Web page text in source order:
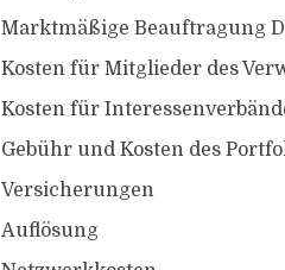
Marktmäßige Beauftragung
Kosten für Mitglieder des
Kosten für
Gebühr und Kosten des
Versicherungen
Auflösung